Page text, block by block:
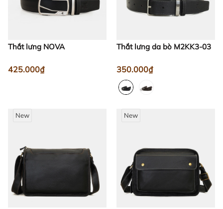
Thắt lưng NOVA
425.000₫
Thắt lưng da bò M2KK3-03
350.000₫
New New